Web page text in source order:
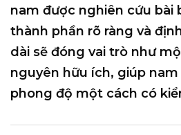
nam được nghiên cứu bài
thành phần rõ ràng và
dài sẽ đóng vai trò như
nguyên hữu ích, giúp
phong độ một cách có